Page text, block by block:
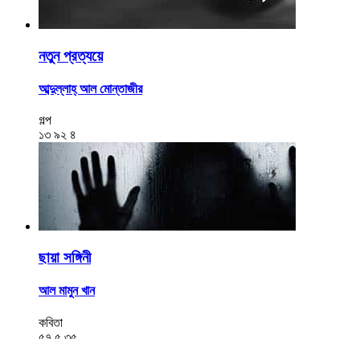
নতুন প্রত্যয়ে
আব্দুল্লাহ্ আল মোন্তাজীর
গল্প
১৩ ৯২ ৪
ছায়া সঙ্গিনী
আল মামুন খান
কবিতা